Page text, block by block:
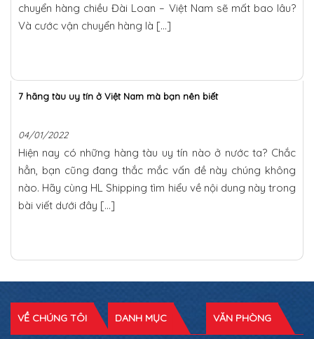
chuyển hàng chiều Đài Loan – Việt Nam sẽ mất bao lâu?
Và cước vận chuyển hàng là […]
7 hãng tàu uy tín ở Việt Nam mà bạn nên biết
04/01/2022
Hiện nay có những hàng tàu uy tín nào ở nước ta? Chắc
hẳn, bạn cũng đang thắc mắc vấn đề này chúng không
nào. Hãy cùng HL Shipping tìm hiểu về nội dung này trong
bài viết dưới đây […]
VỀ CHÚNG TÔI DANH MỤC VĂN PHÒNG